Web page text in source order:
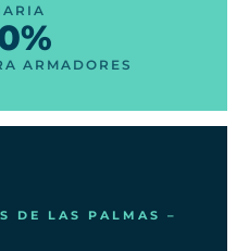
ARMADORES
DE LAS PALMAS –